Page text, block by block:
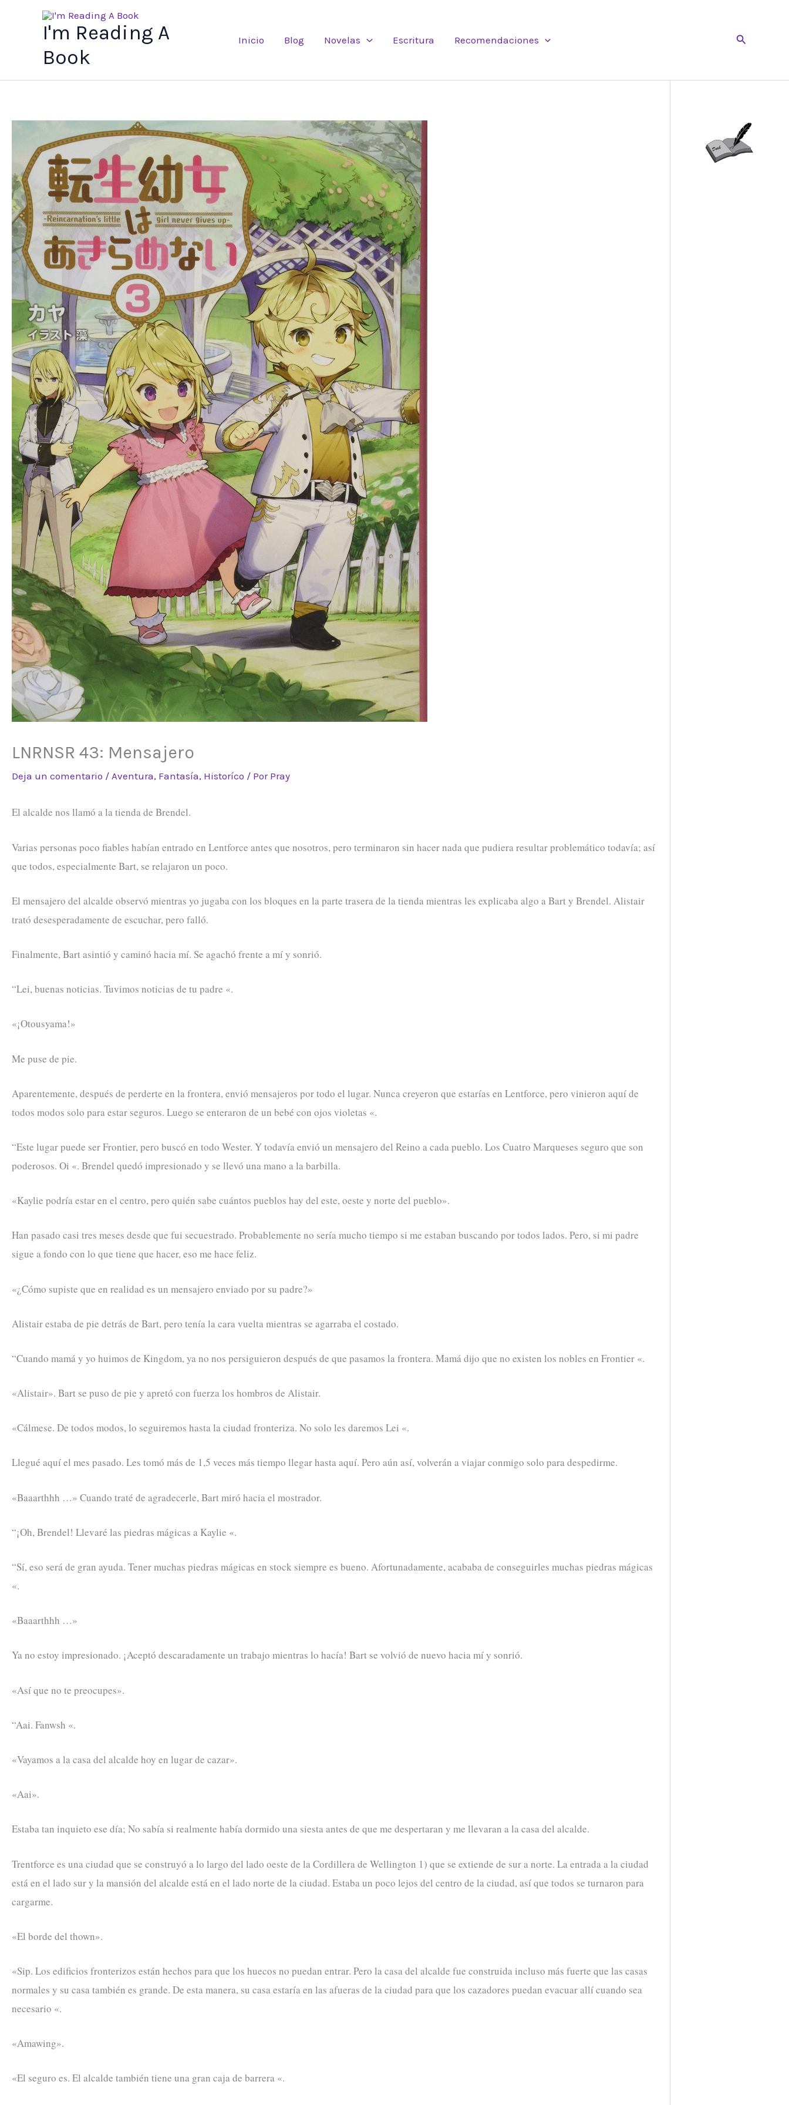
I'm Reading A
Book
Inicio Blog Novelas Escritura Recomendaciones Buscar
LNRNSR 43: Mensajero
Deja un comentario / Aventura, Fantasía, Historíco / Por Pray
El alcalde nos llamó a la tienda de Brendel.
Varias personas poco fiables habían entrado en Lentforce antes que nosotros, pero terminaron sin hacer nada que pudiera resultar problemático todavía; así
que todos, especialmente Bart, se relajaron un poco.
El mensajero del alcalde observó mientras yo jugaba con los bloques en la parte trasera de la tienda mientras les explicaba algo a Bart y Brendel. Alistair
trató desesperadamente de escuchar, pero falló.
Finalmente, Bart asintió y caminó hacia mí. Se agachó frente a mí y sonrió.
“Lei, buenas noticias. Tuvimos noticias de tu padre «.
«¡Otousyama!»
Me puse de pie.
Aparentemente, después de perderte en la frontera, envió mensajeros por todo el lugar. Nunca creyeron que estarías en Lentforce, pero vinieron aquí de
todos modos solo para estar seguros. Luego se enteraron de un bebé con ojos violetas «.
“Este lugar puede ser Frontier, pero buscó en todo Wester. Y todavía envió un mensajero del Reino a cada pueblo. Los Cuatro Marqueses seguro que son
poderosos. Oi «. Brendel quedó impresionado y se llevó una mano a la barbilla.
«Kaylie podría estar en el centro, pero quién sabe cuántos pueblos hay del este, oeste y norte del pueblo».
Han pasado casi tres meses desde que fui secuestrado. Probablemente no sería mucho tiempo si me estaban buscando por todos lados. Pero, si mi padre
sigue a fondo con lo que tiene que hacer, eso me hace feliz.
«¿Cómo supiste que en realidad es un mensajero enviado por su padre?»
Alistair estaba de pie detrás de Bart, pero tenía la cara vuelta mientras se agarraba el costado.
“Cuando mamá y yo huimos de Kingdom, ya no nos persiguieron después de que pasamos la frontera. Mamá dijo que no existen los nobles en Frontier «.
«Alistair». Bart se puso de pie y apretó con fuerza los hombros de Alistair.
«Cálmese. De todos modos, lo seguiremos hasta la ciudad fronteriza. No solo les daremos Lei «.
Llegué aquí el mes pasado. Les tomó más de 1,5 veces más tiempo llegar hasta aquí. Pero aún así, volverán a viajar conmigo solo para despedirme.
«Baaarthhh …» Cuando traté de agradecerle, Bart miró hacia el mostrador.
“¡Oh, Brendel! Llevaré las piedras mágicas a Kaylie «.
“Sí, eso será de gran ayuda. Tener muchas piedras mágicas en stock siempre es bueno. Afortunadamente, acababa de conseguirles muchas piedras mágicas
«.
«Baaarthhh …»
Ya no estoy impresionado. ¡Aceptó descaradamente un trabajo mientras lo hacía! Bart se volvió de nuevo hacia mí y sonrió.
«Así que no te preocupes».
“Aai. Fanwsh «.
«Vayamos a la casa del alcalde hoy en lugar de cazar».
«Aai».
Estaba tan inquieto ese día; No sabía si realmente había dormido una siesta antes de que me despertaran y me llevaran a la casa del alcalde.
Trentforce es una ciudad que se construyó a lo largo del lado oeste de la Cordillera de Wellington 1) que se extiende de sur a norte. La entrada a la ciudad
está en el lado sur y la mansión del alcalde está en el lado norte de la ciudad. Estaba un poco lejos del centro de la ciudad, así que todos se turnaron para
cargarme.
«El borde del thown».
«Sip. Los edificios fronterizos están hechos para que los huecos no puedan entrar. Pero la casa del alcalde fue construida incluso más fuerte que las casas
normales y su casa también es grande. De esta manera, su casa estaría en las afueras de la ciudad para que los cazadores puedan evacuar allí cuando sea
necesario «.
«Amawing».
«El seguro es. El alcalde también tiene una gran caja de barrera «.